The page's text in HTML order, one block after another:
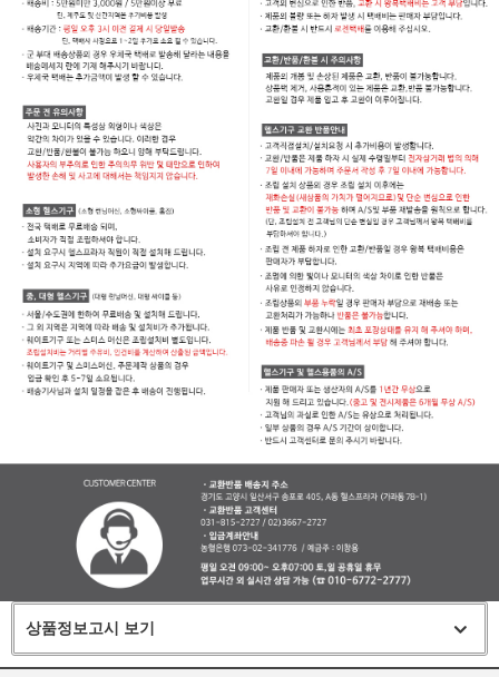
상품정보고시 보기